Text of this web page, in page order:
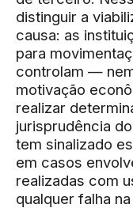
distinguir a
causa: as
para
controlam —
motivação
realizar
jurisprudência
tem sinalizado
em casos
realizadas com
qualquer falha